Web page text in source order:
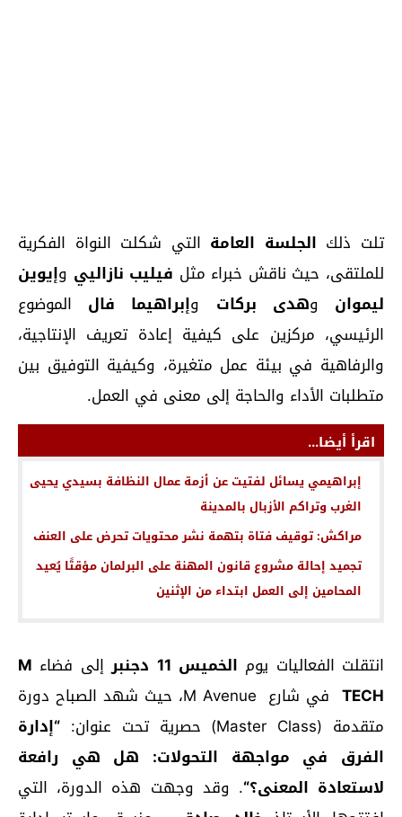
تلت ذلك الجلسة العامة التي شكلت النواة الفكرية
للملتقى، حيث ناقش خبراء مثل فيليب نازاليي وإيوين
ليموان وهدى بركات وإبراهيما فال الموضوع
الرئيسي، مركزين على كيفية إعادة تعريف الإنتاجية،
والرفاهية في بيئة عمل متغيرة، وكيفية التوفيق بين
متطلبات الأداء والحاجة إلى معنى في العمل.
اقرأ أيضا...
إبراهيمي يسائل لفتيت عن أزمة عمال النظافة بسيدي يحيى
الغرب وتراكم الأزبال بالمدينة
مراكش: توقيف فتاة بتهمة نشر محتويات تحرض على العنف
تجميد إحالة مشروع قانون المهنة على البرلمان مؤقتًا يُعيد
المحامين إلى العمل ابتداء من الإثنين
انتقلت الفعاليات يوم الخميس 11 دجنبر إلى فضاء M
TECH
في شارع M Avenue، حيث شهد الصباح دورة
متقدمة (Master Class) حصرية تحت عنوان:
“إدارة
الفرق في مواجهة التحولات: هل هي رافعة
لاستعادة المعنى؟“. وقد وجهت هذه الدورة، التي